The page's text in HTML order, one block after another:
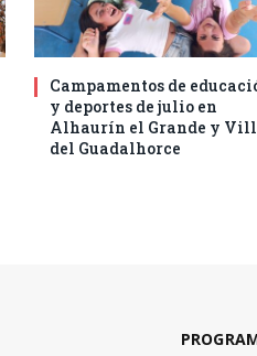
Campamentos de
y deportes de julio en
Alhaurín el Grande y
del Guadalhorce